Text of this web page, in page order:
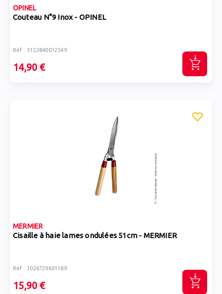
OPINEL
Couteau N°9 Inox - OPINEL
Réf : 3123840012549
14,90 €
MERMIER
Cisaille à haie lames ondulées 51cm - MERMIER
Réf : 3026729601189
15,90 €